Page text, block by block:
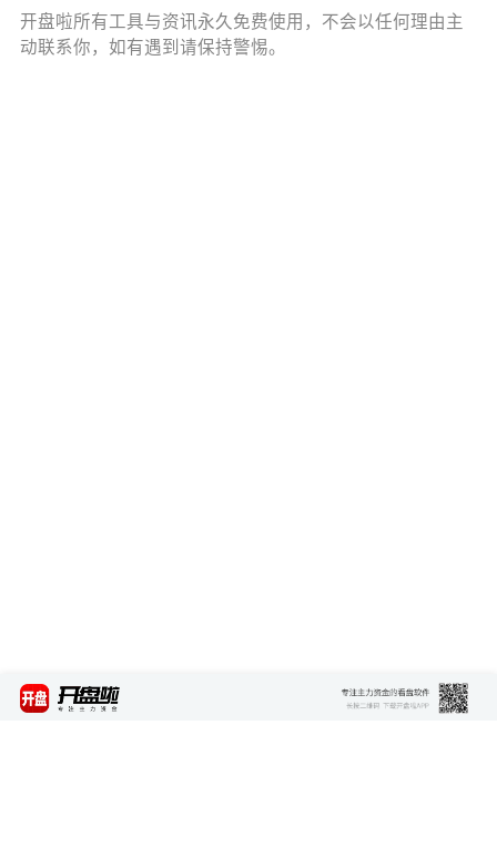
开盘啦所有工具与资讯永久免费使用，不会以任何理由主
动联系你，如有遇到请保持警惕。